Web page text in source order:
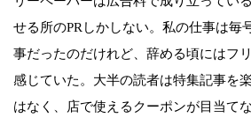
せる所のPRしかしない。私の仕事は毎
事だったのだけれど、辞める頃にはフ
感じていた。大半の読者は特集記事を
はなく、店で使えるクーポンが目当て